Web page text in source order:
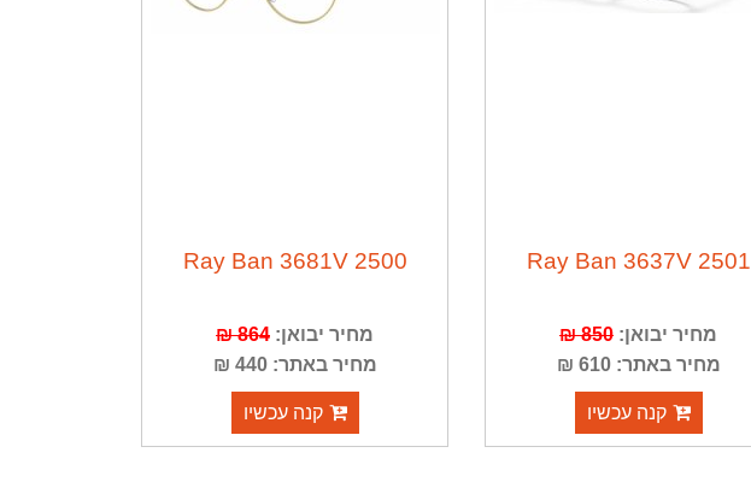
Ray Ban 3637V 2501
מחיר יבואן: 850 ₪
מחיר באתר: 610 ₪
קנה עכשיו
Ray Ban 3681V 2500
מחיר יבואן: 864 ₪
מחיר באתר: 440 ₪
קנה עכשיו